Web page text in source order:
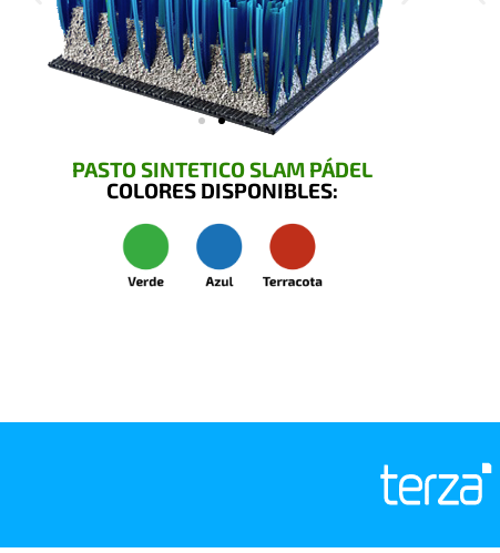
PASTO SINTETICO SLAM PÁDEL
COLORES DISPONIBLES: